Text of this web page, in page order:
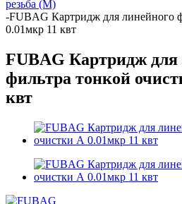
резьба (М)
-FUBAG Картридж для линейного
0.01мкр 11 квт
FUBAG Картридж для
фильтра тонкой
квт